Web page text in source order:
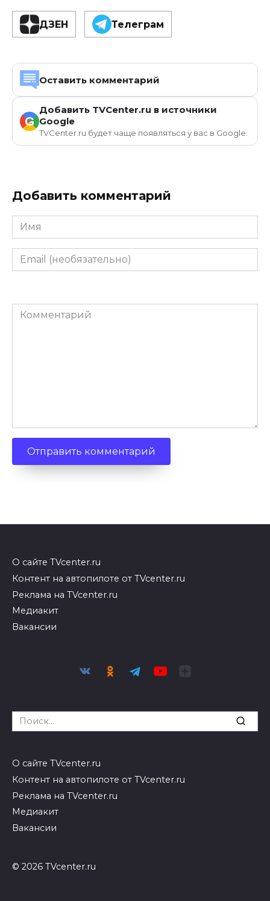
ДЗЕН Телеграм
Оставить комментарий
G
Добавить TVCenter.ru в источники
Google
TVCenter.ru будет чаще появляться у вас в Google.
Добавить комментарий
Имя
Email
(необязательно)
Комментарий
О сайте TVcenter.ru
Контент на автопилоте от TVcenter.ru
Реклама на TVcenter.ru
Медиакит
Вакансии
Search
for:
О сайте TVcenter.ru
Контент на автопилоте от TVcenter.ru
Реклама на TVcenter.ru
Медиакит
Вакансии
© 2026 TVcenter.ru